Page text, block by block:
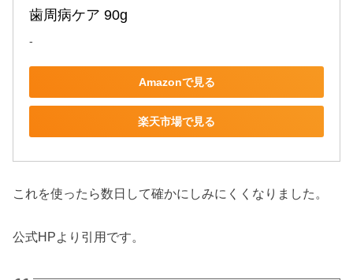
歯周病ケア 90g
-
Amazonで見る
楽天市場で見る
これを使ったら数日して確かにしみにくくなりました。
公式HPより引用です。